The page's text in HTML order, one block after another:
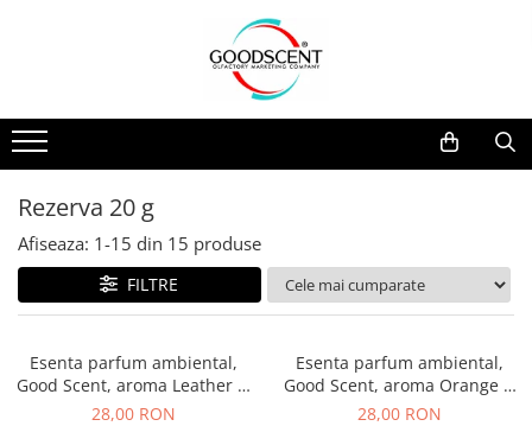
Pachete Promo
Dispozitive de Parfumare
Esente Parfum Ambiental
Rezerve Spray Good Scent
Odorizant cu Pulverizator
Site Pisoar
Dispozitive de Parfumare Ambientală
Auto
Rezidențiale
Comerciale
Industriale (HVAC)
Esente Parfum Ambiental
Mostre
Rezerva 10 g
Rezerva 20 g
Rezerva 100 g
Rezerva 200 g
Rezerva 500 g
Rezerva 20 g
Afiseaza: 1-15 din 15 produse
FILTRE
Esenta parfum ambiental,
Good Scent, aroma Leather &
Black Oudh, 20 g
28,00 RON
Esenta parfum ambiental,
Good Scent, aroma Orange &
Fresh Cinnamon, 20 g
28,00 RON